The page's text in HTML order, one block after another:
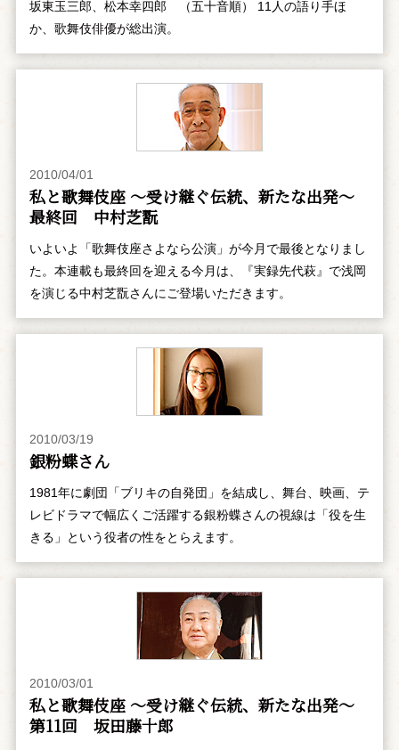
坂東玉三郎、松本幸四郎 （五十音順） 11人の語り手ほ
か、歌舞伎俳優が総出演。
2010/04/01
私と歌舞伎座 ～受け継ぐ伝統、新たな出発～
最終回 中村芝翫
いよいよ「歌舞伎座さよなら公演」が今月で最後となりまし
た。本連載も最終回を迎える今月は、『実録先代萩』で浅岡
を演じる中村芝翫さんにご登場いただきます。
2010/03/19
銀粉蝶さん
1981年に劇団「ブリキの自発団」を結成し、舞台、映画、テ
レビドラマで幅広くご活躍する銀粉蝶さんの視線は「役を生
きる」という役者の性をとらえます。
2010/03/01
私と歌舞伎座 ～受け継ぐ伝統、新たな出発～
第11回 坂田藤十郎